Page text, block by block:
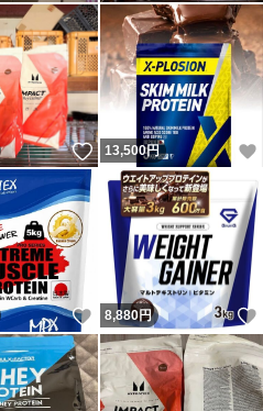
いいね！
13,500円
いいね！
8,880円